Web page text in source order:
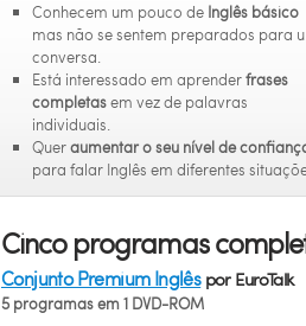
Conhecem um pouco de Inglês básico
mas não se sentem preparados para
conversa.
Está interessado em aprenderfrases
completasem vez de palavras
individuais.
Queraumentar o seu nível de
para falar Inglês em diferentes
Cinco programas
Conjunto Premium Inglêspor EuroTalk
5 programas em 1 DVD-ROM